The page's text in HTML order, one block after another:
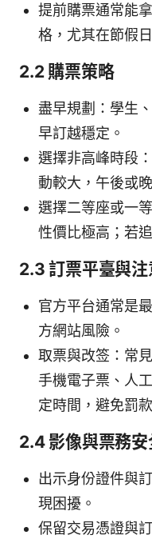
提前購票通常能
格，尤其在節假
2.2 購票策略
盡早規劃：學生
早訂越穩定。
選擇非高峰時段
動較大，午後或
選擇二等座或一
性價比極高；若
2.3 訂票平臺與注
官方平台通常是
方網站風險。
取票與改签：常
手機電子票、人
定時間，避免罰款
2.4 影像與票務安
出示身份證件與
現困擾。
保留交易憑證與